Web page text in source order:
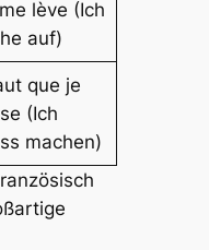
lève (Ich
auf)
que je
(Ich
machen)